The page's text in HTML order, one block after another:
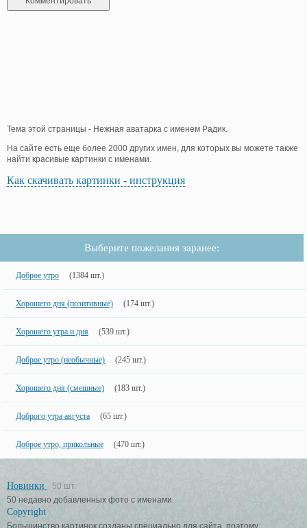
Тема этой страницы - Нежная аватарка с именем Радик.
На сайте есть еще более 2000 других имен, для которых вы можете также
найти красивые картинки с именами.
Как скачивать картинки - инструкция
Выберите пожелания заранее:
Доброе утро (1384 шт.)
Хорошего дня (позитивные) (174 шт.)
Хорошего утра и дня (539 шт.)
Доброе утро (необычные) (245 шт.)
Хорошего дня (смешные) (183 шт.)
Доброго утра августа (65 шт.)
Доброе утро, прикольные (470 шт.)
Новинки
50 шт.
50 недавно добавленных фото с именами.
Copyright